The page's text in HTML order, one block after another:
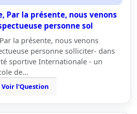
Par la présente, nous venons
personne sol
la présente, nous venons
personne solliciter- dans
sportive Internationale - un
de…
Voir l'Question